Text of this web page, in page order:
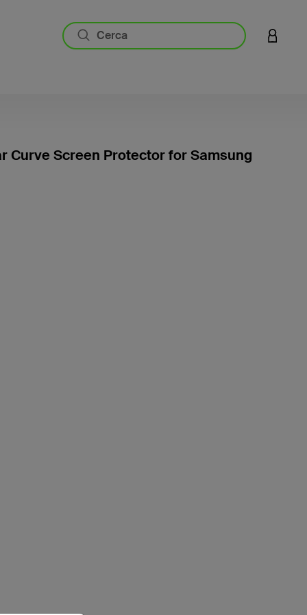
Curve Screen Protector for Samsung